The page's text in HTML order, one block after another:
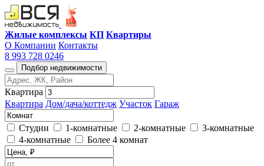
Жилые комплексы КП Квартиры
О Компании Контакты
8 993 728 0246
Подбор недвижимости
Квартира
Квартира Дом/дача/коттедж Участок Гараж
Студии 1-комнатные 2-комнатные
3-комнатные
4-комнатные
Более 4 комнат